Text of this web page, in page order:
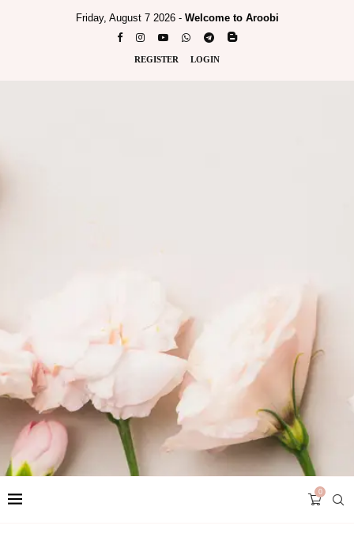
Friday, August 7 2026 - Welcome to Aroobi
REGISTER LOGIN
0